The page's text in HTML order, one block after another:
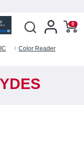
0
Color Reader